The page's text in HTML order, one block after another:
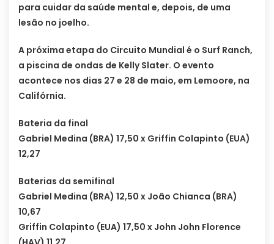
para cuidar da saúde mental e, depois, de uma
lesão no joelho.
A próxima etapa do Circuito Mundial é o Surf Ranch,
a piscina de ondas de Kelly Slater. O evento
acontece nos dias 27 e 28 de maio, em Lemoore, na
Califórnia.
Bateria da final
Gabriel Medina (BRA) 17,50 x Griffin Colapinto (EUA)
12,27
Baterias da semifinal
Gabriel Medina (BRA) 12,50 x João Chianca (BRA)
10,67
Griffin Colapinto (EUA) 17,50 x John John Florence